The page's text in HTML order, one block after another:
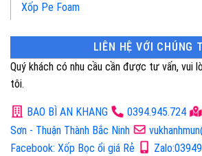
Xốp Pe Foam
LIÊN HỆ VỚI CHÚNG
Quý khách có nhu cầu cần được tư vấn, vui
tôi.
BAO BÌ AN KHANG 0394.945.724
Sơn - Thuận Thành Bắc Ninh
Facebook: Xốp Bọc ổi giá Rẻ